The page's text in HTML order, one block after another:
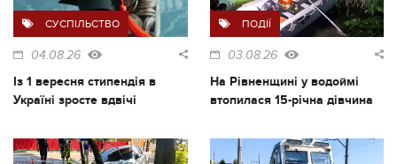
СУСПІЛЬСТВО
04.08.26
Із 1 вересня стипендія в
Україні зросте вдвічі
ПОДІЇ
03.08.26
На Рівненщині у водоймі
втопилася 15-річна дівчина